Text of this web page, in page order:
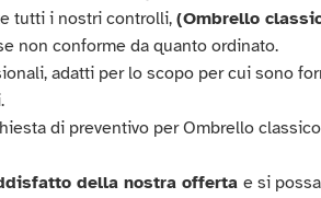
tutti i nostri controlli,(Ombrello
non conforme da quanto ordinato.
adatti per lo scopo per cui sono
di preventivo per Ombrello
della nostra offertae si